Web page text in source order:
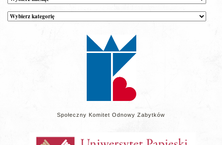
Kategorie
wpisów
Społeczny Komitet Odnowy Zabytków